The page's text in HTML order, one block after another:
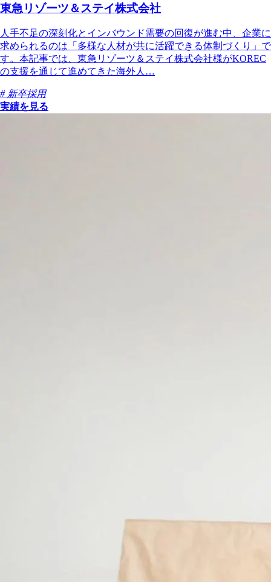
東急リゾーツ＆ステイ株式会社
人手不足の深刻化とインバウンド需要の回復が進む中、企業に
求められるのは「多様な人材が共に活躍できる体制づくり」で
す。本記事では、東急リゾーツ＆ステイ株式会社様がKOREC
の支援を通じて進めてきた海外人…
# 新卒採用
実績を見る